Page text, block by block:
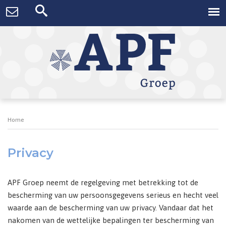
Home
Privacy
APF Groep neemt de regelgeving met betrekking tot de
bescherming van uw persoonsgegevens serieus en hecht veel
waarde aan de bescherming van uw privacy. Vandaar dat het
nakomen van de wettelijke bepalingen ter bescherming van